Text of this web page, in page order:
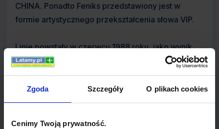
Zgoda Szczegóły O plikach cookies
Cenimy Twoją prywatność.
CHINA. Ponadto Feniks przedstawiony jest w
formie artystycznego przekształcenia słowa VIP.
Linie powstały w czerwcu 1988 roku, jako wynik
decyzji rządu, zgodnie z którą Administrację
Lotnictwa Pasażerskiego Chin (CAAC) podzielono
na oddzielne linie lotnicze: Air China, China
Eastern, China Southern, China Northern, China